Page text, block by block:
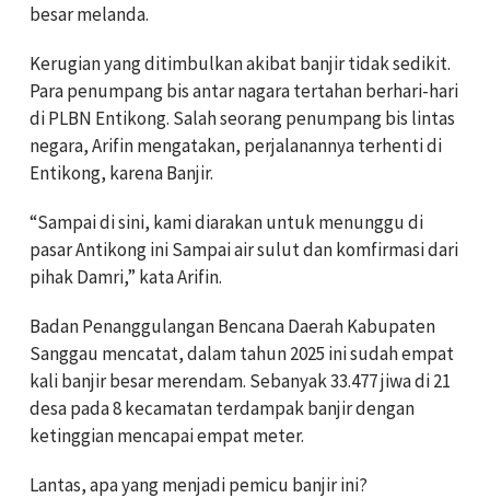
besar melanda.
Kerugian yang ditimbulkan akibat banjir tidak sedikit.
Para penumpang bis antar nagara tertahan berhari-hari
di PLBN Entikong. Salah seorang penumpang bis lintas
negara, Arifin mengatakan, perjalanannya terhenti di
Entikong, karena Banjir.
“Sampai di sini, kami diarakan untuk menunggu di
pasar Antikong ini Sampai air sulut dan komfirmasi dari
pihak Damri,” kata Arifin.
Badan Penanggulangan Bencana Daerah Kabupaten
Sanggau mencatat, dalam tahun 2025 ini sudah empat
kali banjir besar merendam. Sebanyak 33.477 jiwa di 21
desa pada 8 kecamatan terdampak banjir dengan
ketinggian mencapai empat meter.
Lantas, apa yang menjadi pemicu banjir ini?